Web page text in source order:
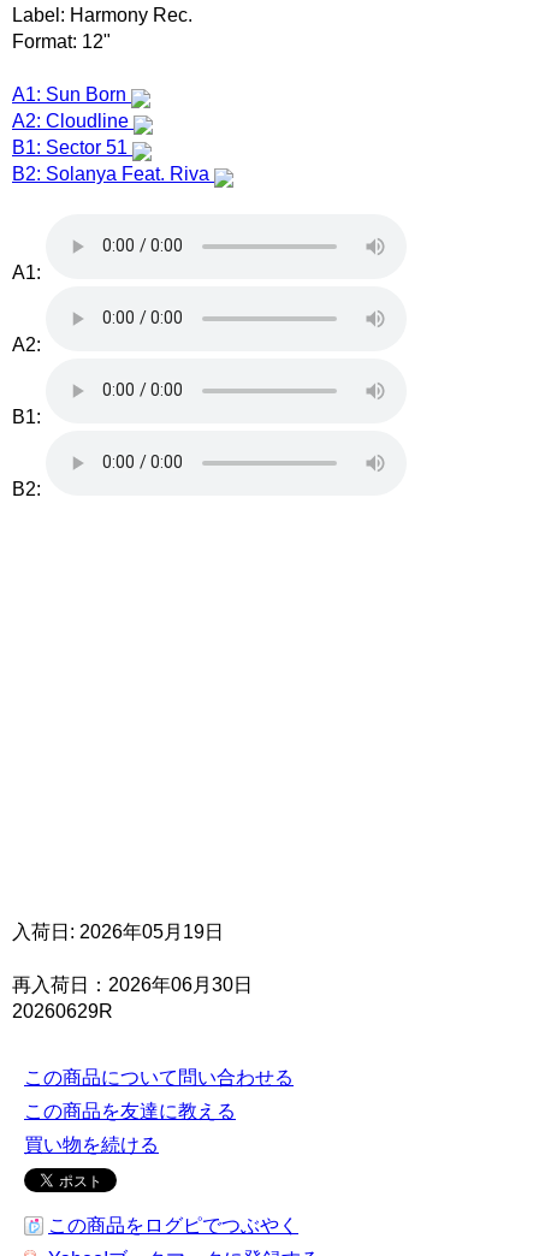
Label: Harmony Rec.
Format: 12"
A1: Sun Born
A2: Cloudline
B1: Sector 51
B2: Solanya Feat. Riva
A1:
A2:
B1:
B2:
入荷日: 2026年05月19日
再入荷日：2026年06月30日
20260629R
この商品について問い合わせる
この商品を友達に教える
買い物を続ける
この商品をログピでつぶやく